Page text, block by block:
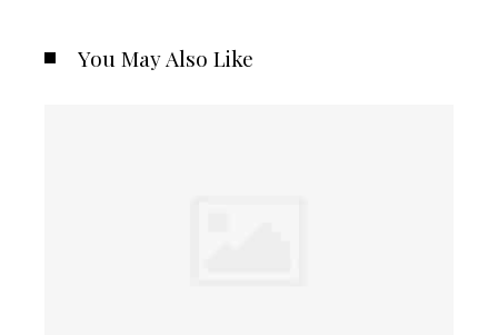
You May Also Like